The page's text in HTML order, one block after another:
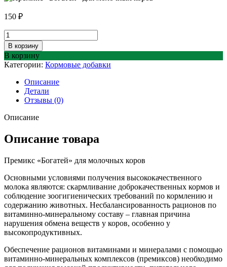
150 ₽
Количество
товара
Премикс
«Богатей»
для
молочных
коров
В корзину
В корзину
Категории: Кормовые добавки
Описание
Детали
Отзывы (0)
Описание
Описание товара
Премикс «Богатей» для молочных коров
Основными условиями получения высококачественного
молока являются: скармливание доброкачественных кормов и
соблюдение зоогигиенических требований по кормлению и
содержанию животных. Несбалансированность рационов по
витаминно-минеральному составу – главная причина
нарушения обмена веществ у коров, особенно у
высокопродуктивных.
Обеспечение рационов витаминами и минералами с помощью
витаминно-минеральных комплексов (премиксов) необходимо